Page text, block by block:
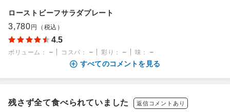
ローストビーフサラダプレート
3,780 円（税込）
4.5
ボリューム ： － コスパ ： － 彩り ： － 味 ：
－
すべてのコメントを見る
残さず全て食べられていました 返信コメントあり